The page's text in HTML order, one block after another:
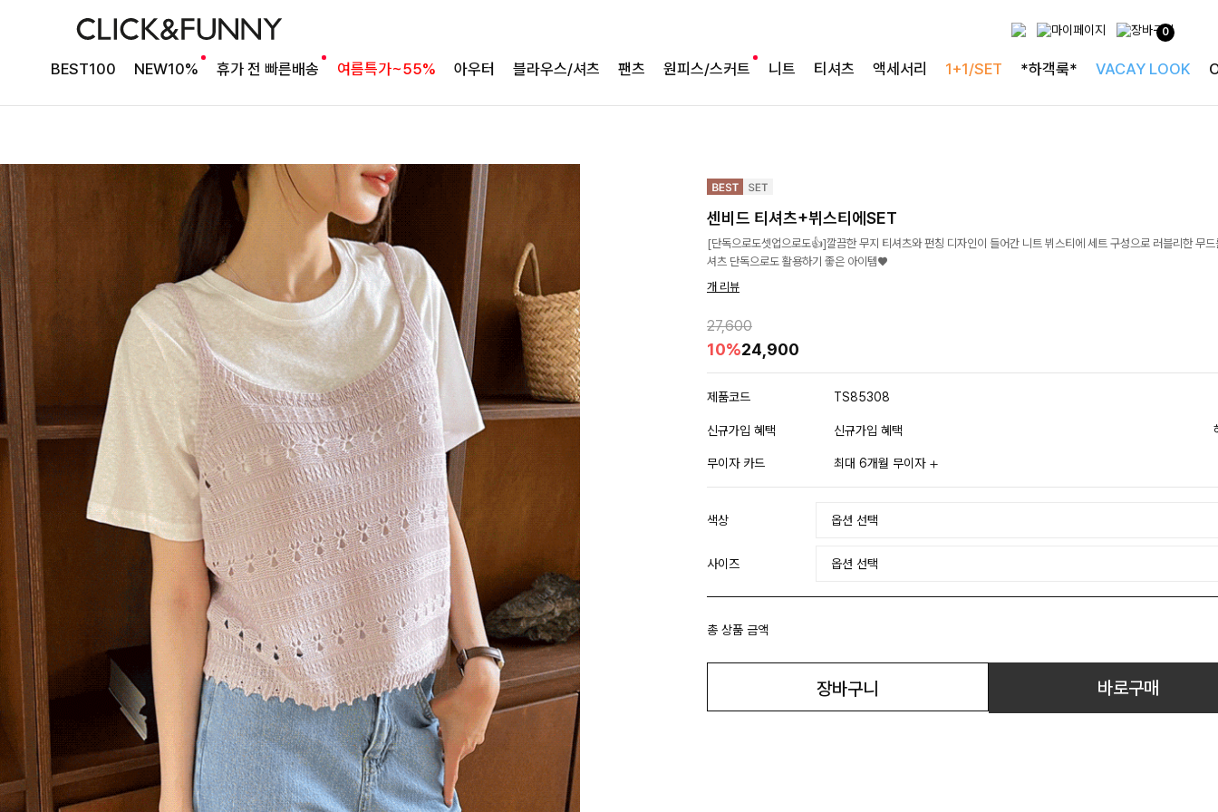
0
BEST100 NEW10% 휴가 전 빠른배송 여름특가~55% 아우터 블라우스/셔츠 팬츠 원피스/스커트 니트 티셔츠 액세서리 1+1/SET *하객룩* VACAY LOOK
센비드 티셔츠+뷔스티에SET
[단독으로도셋업으로도👍]깔끔한 무지 티셔츠와 펀칭 디자인이 들어간 니트 뷔스티에 세트 구성으로 러블리한 무드
셔츠 단독으로도 활용하기 좋은 아이템♥
개 리뷰
27,600
10%24,900
제품코드 TS85308
신규가입 혜택 신규가입 혜택
무이자 카드 최대 6개월 무이자
색상
사이즈
총 상품 금액
장바구니 바로구매